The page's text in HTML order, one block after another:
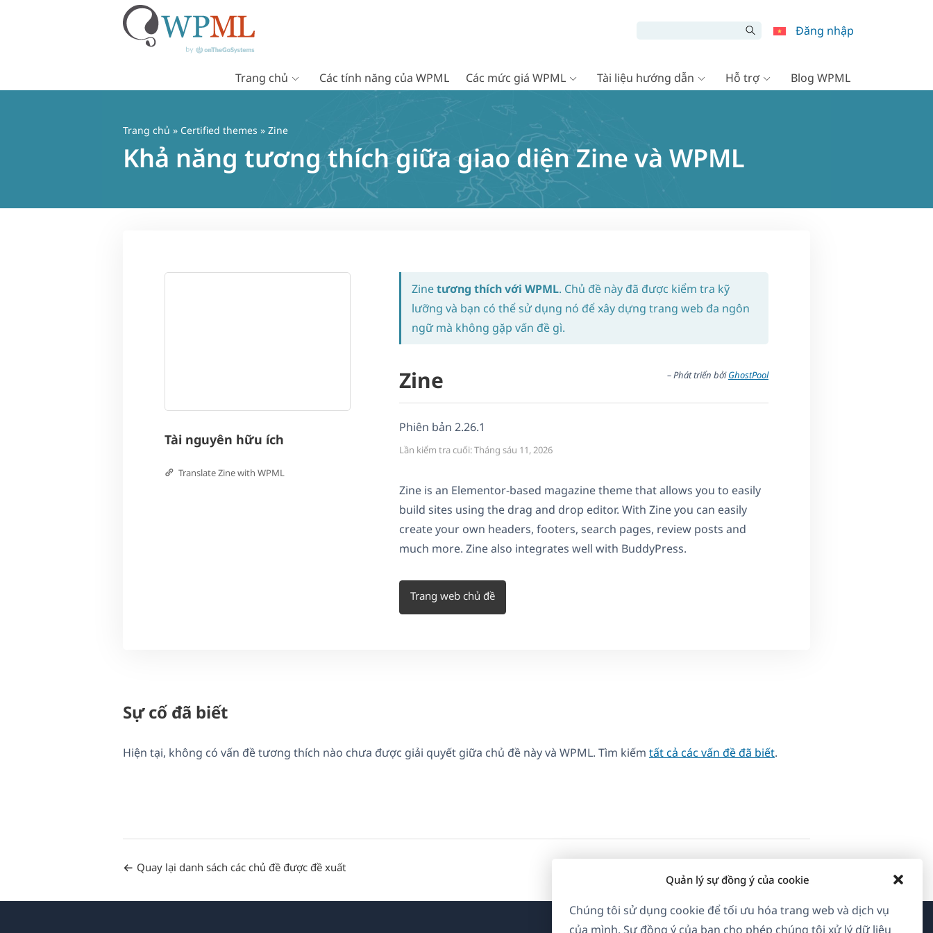
Quản lý sự đồng ý của cookie
Chúng tôi sử dụng cookie để tối ưu hóa trang web và dịch vụ
của mình. Sự đồng ý của bạn cho phép chúng tôi xử lý dữ liệu
Đăng nhập
Trang chủ Các tính năng của WPML Các mức giá WPML Tài liệu hướng dẫn Hỗ trợ Blog WPML
Trang chủ » Certified themes » Zine
Khả năng tương thích giữa giao diện Zine và WPML
Tài nguyên hữu ích
Translate Zine with WPML
Zinetương thích với WPML. Chủ đề này đã được kiểm tra kỹ
lưỡng và bạn có thể sử dụng nó để xây dựng trang web đa ngôn
ngữ mà không gặp vấn đề gì.
Zine – Phát triển bởiGhostPool
Phiên bản 2.26.1
Lần kiểm tra cuối: Tháng sáu 11, 2026
Zine is an Elementor-based magazine theme that allows you to easily
build sites using the drag and drop editor. With Zine you can easily
create your own headers, footers, search pages, review posts and
much more. Zine also integrates well with BuddyPress.
Trang web chủ đề
Sự cố đã biết
Hiện tại, không có vấn đề tương thích nào chưa được giải quyết giữa chủ đề này và WPML. Tìm kiếm tất cả các vấn đề đã biết.
Quay lại danh sách các chủ đề được đề xuất